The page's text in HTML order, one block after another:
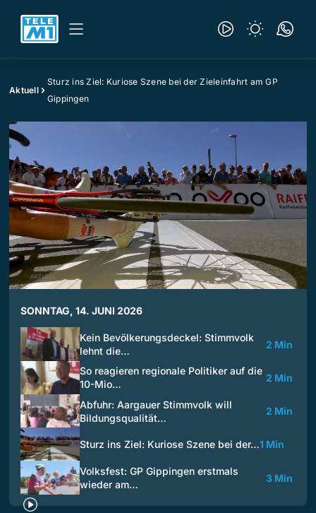
Aktuell
Sturz ins Ziel: Kuriose Szene bei der Zieleinfahrt am GP
Gippingen
SONNTAG, 14. JUNI 2026
Kein Bevölkerungsdeckel: Stimmvolk
lehnt die…
2 Min
So reagieren regionale Politiker auf die
10-Mio…
2 Min
Abfuhr: Aargauer Stimmvolk will
Bildungsqualität…
2 Min
Sturz ins Ziel: Kuriose Szene bei der…1 Min
Volksfest: GP Gippingen erstmals
wieder am…
3 Min